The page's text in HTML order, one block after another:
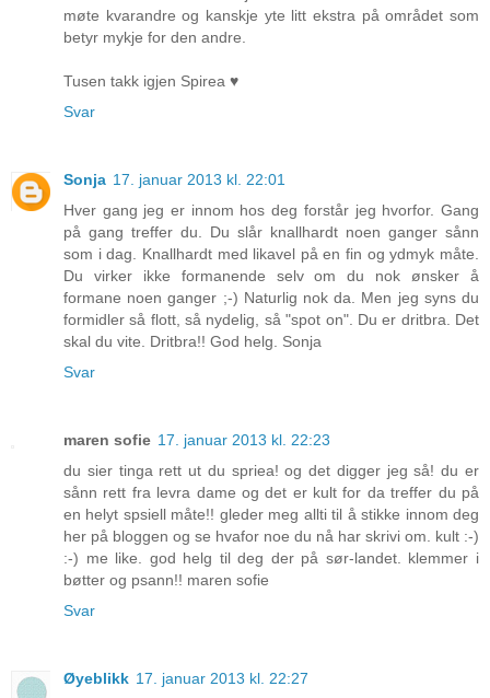
møte kvarandre og kanskje yte litt ekstra på området som
betyr mykje for den andre.
Tusen takk igjen Spirea ♥
Svar
Sonja 17. januar 2013 kl. 22:01
Hver gang jeg er innom hos deg forstår jeg hvorfor. Gang
på gang treffer du. Du slår knallhardt noen ganger sånn
som i dag. Knallhardt med likavel på en fin og ydmyk måte.
Du virker ikke formanende selv om du nok ønsker å
formane noen ganger ;-) Naturlig nok da. Men jeg syns du
formidler så flott, så nydelig, så "spot on". Du er dritbra. Det
skal du vite. Dritbra!! God helg. Sonja
Svar
maren sofie 17. januar 2013 kl. 22:23
du sier tinga rett ut du spriea! og det digger jeg så! du er
sånn rett fra levra dame og det er kult for da treffer du på
en helyt spsiell måte!! gleder meg allti til å stikke innom deg
her på bloggen og se hvafor noe du nå har skrivi om. kult :-)
:-) me like. god helg til deg der på sør-landet. klemmer i
bøtter og psann!! maren sofie
Svar
Øyeblikk 17. januar 2013 kl. 22:27